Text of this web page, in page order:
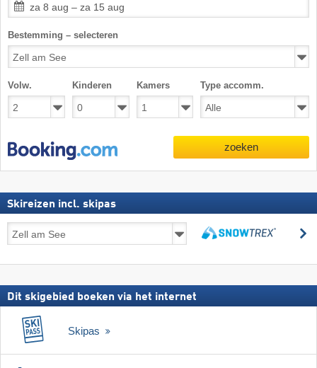
za 8 aug – za 15 aug
Bestemming – selecteren
Volw. Kinderen Kamers Type accomm.
zoeken
Skireizen incl. skipas
incl.
Dit skigebied boeken via het internet
Skipas